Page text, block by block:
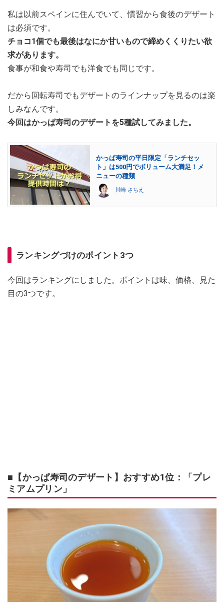
私は以前スペインに住んでいて、慣習から食後のデザート
は必須です。
チョコ1個でも最後はなにか甘いもので締めくくりたい欲
求があります。
食事が和食や寿司でも洋食でも同じです。
だから回転寿司でもデザートのラインナップを見るのは楽
しみなんです。
今回はかっぱ寿司のデザートを5種試してみました。
かっぱ寿司の平日限定「ランチセッ
ト」は500円でボリューム大満足！メ
ニューの種類
川崎 さちえ
ランキングづけのポイント3つ
今回はランキングにしました。ポイントは味、価格、見た
目の3つです。
■【かっぱ寿司のデザート】おすすめ1位：「プレ
ミアムプリン」